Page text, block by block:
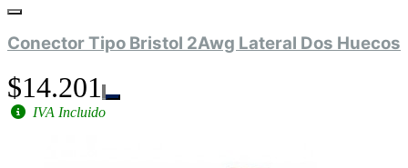
Conector Tipo Bristol 2Awg Lateral Dos Huecos
$14.201
IVA Incluido